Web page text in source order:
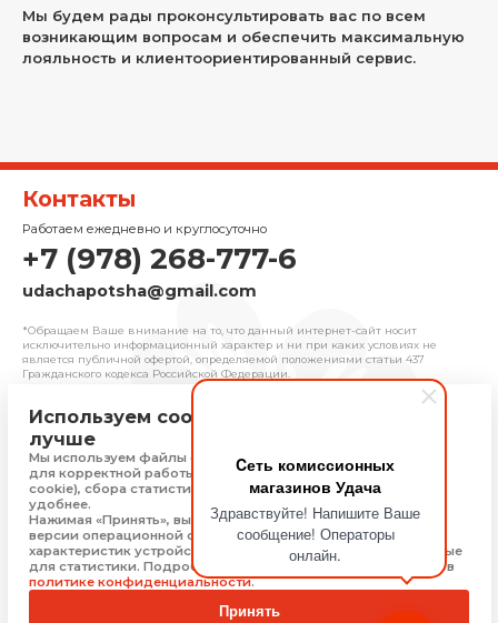
Cеть комиссионных
магазинов Удача
Здравствуйте! Напишите Ваше
сообщение! Операторы
онлайн.
Мы будем рады проконсультировать вас по всем
возникающим вопросам и обеспечить максимальную
лояльность и клиентоориентированный сервис.
Контакты
Работаем ежедневно и круглосуточно
+7 (978) 268-777-6
udachapotsha@gmail.com
*Обращаем Ваше внимание на то, что данный интернет-сайт носит
исключительно информационный характер и ни при каких условиях не
является публичной офертой, определяемой положениями cтатьи 437
Гражданского кодекса Российской Федерации.
© 2025 «Удача» | Франчайзинговая сеть
Политика конфиденциальности
Присоединяйтесь
Скачать приложение
Используем cookie, чтобы сайт работал
лучше
Мы используем файлы cookie, Яндекс Метрику и 1С-Битрикс
для корректной работы сайта (технически необходимые
cookie), сбора статистики, чтобы сайт работал быстрее и
удобнее.
Нажимая «Принять», вы соглашаетесь на обработку: типа,
версии операционной системы и браузера, технических
характеристик устройства, технические данные, необходимые
для статистики. Подробную информацию Вы можете найти в
политике конфиденциальности.
Принять